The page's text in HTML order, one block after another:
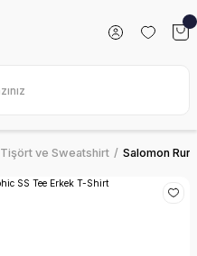
Tişört ve Sweatshirt Salomon